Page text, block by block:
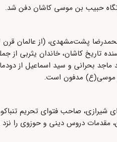
تاریخ کاشان، خاندان یثربی از
ماجد بحرانی و سید اسماعیل از
موسی(ع) مدفون است.
مقدمات دروس دینی و حوزوی را نزد